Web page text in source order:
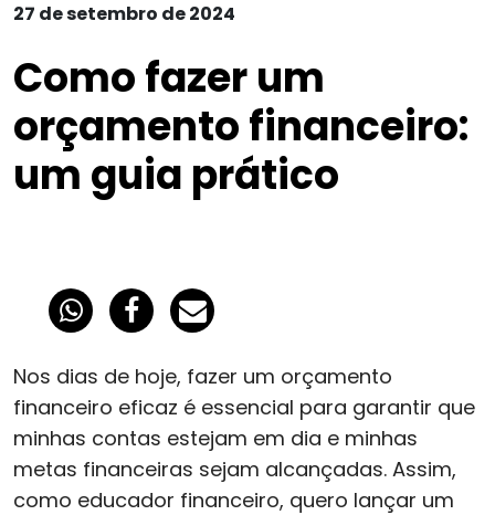
27 de setembro de 2024
Como fazer um
orçamento financeiro:
um guia prático
Nos dias de hoje, fazer um orçamento
financeiro eficaz é essencial para garantir que
minhas contas estejam em dia e minhas
metas financeiras sejam alcançadas. Assim,
como educador financeiro, quero lançar um